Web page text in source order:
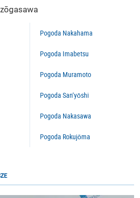
Pogoda Nakahama
Pogoda Imabetsu
Pogoda Muramoto
Pogoda San’yōshi
Pogoda Nakasawa
Pogoda Rokujōma